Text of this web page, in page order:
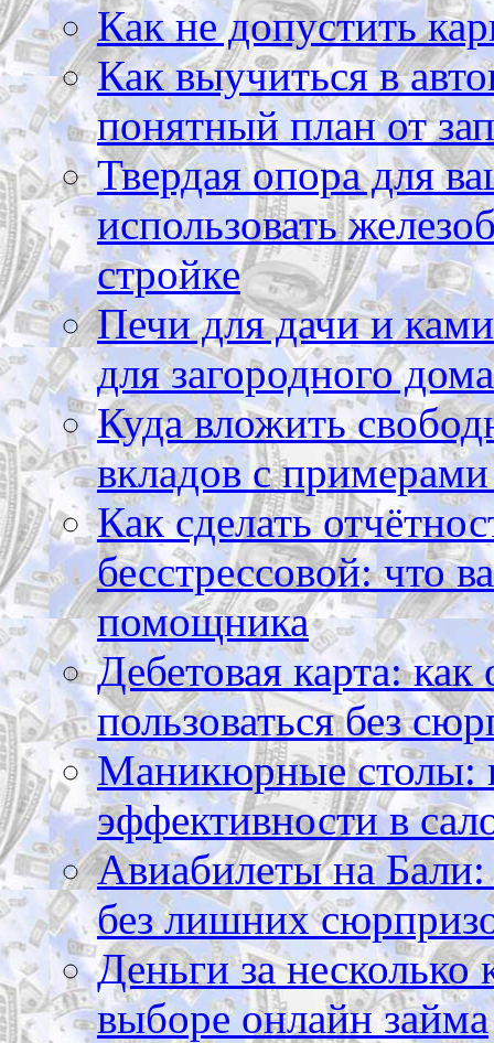
Как не допустить
Как выучиться в
понятный план от
Твердая опора для
использовать
стройке
Печи для дачи и
для загородного дома
Куда вложить
вкладов с
Как сделать
бесстрессовой: что
помощника
Дебетовая карта:
пользоваться без
Маникюрные столы:
эффективности в
Авиабилеты на Бали:
без лишних
Деньги за
выборе онлайн займа